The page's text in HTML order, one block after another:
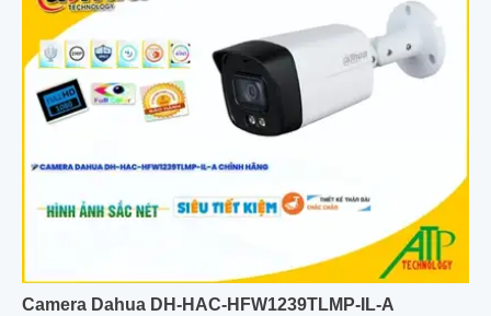
Camera Dahua DH-HAC-HFW1239TLMP-IL-A